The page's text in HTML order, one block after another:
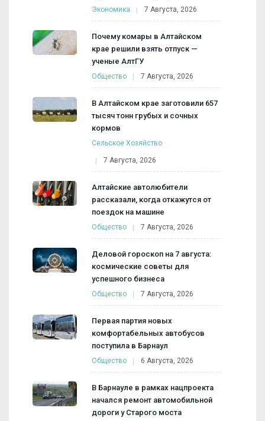
Экономика 7 Августа, 2026
Почему комары в Алтайском
крае решили взять отпуск —
ученые АлтГУ
Общество 7 Августа, 2026
В Алтайском крае заготовили 657
тысяч тонн грубых и сочных
кормов
Сельское Хозяйство
7 Августа, 2026
Алтайские автолюбители
рассказали, когда откажутся от
поездок на машине
Общество 7 Августа, 2026
Деловой гороскоп на 7 августа:
космические советы для
успешного бизнеса
Общество 7 Августа, 2026
Первая партия новых
комфортабельных автобусов
поступила в Барнаул
Общество 6 Августа, 2026
В Барнауле в рамках нацпроекта
начался ремонт автомобильной
дороги у Старого моста